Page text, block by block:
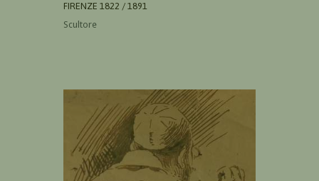
FIRENZE 1822 / 1891
Scultore